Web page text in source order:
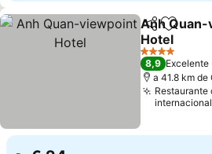
Partilhar
Anh
Hotel
Ver preços
4 Estrelas
8,9 Excelente
a 41.8 km
Restaurante
internacional